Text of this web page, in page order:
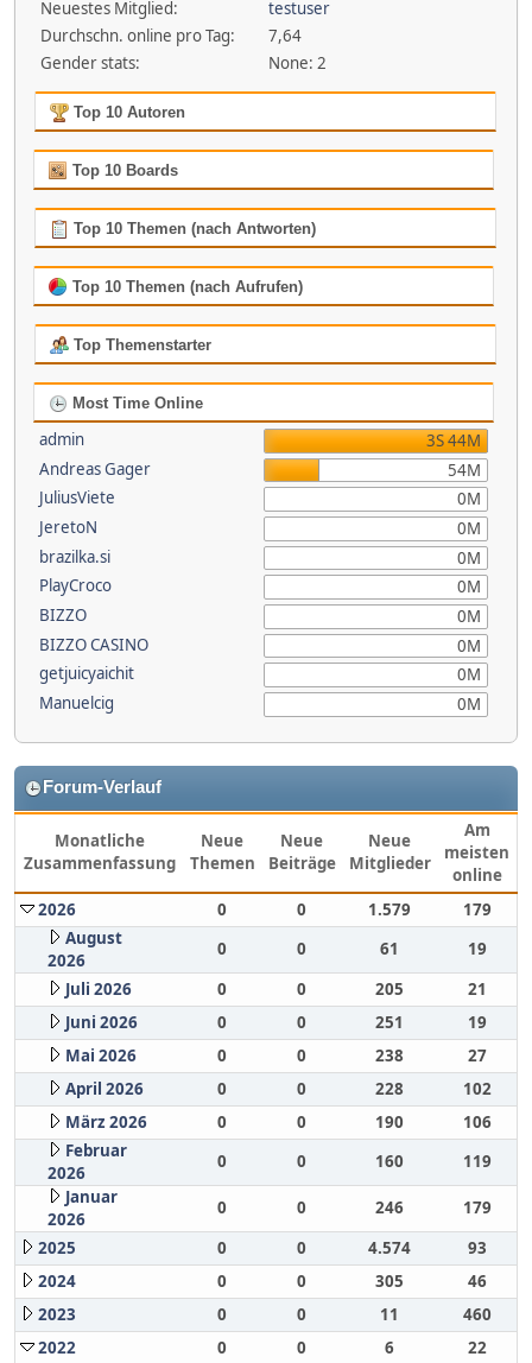
Neuestes Mitglied:
testuser
Durchschn. online pro Tag:
7,64
Gender stats:
None: 2
Top 10 Autoren
Top 10 Boards
Top 10 Themen (nach Antworten)
Top 10 Themen (nach Aufrufen)
Top Themenstarter
Most Time Online
admin
3S 44M
Andreas Gager
54M
JuliusViete
0M
JeretoN
0M
brazilka.si
0M
PlayCroco
0M
BIZZO
0M
BIZZO CASINO
0M
getjuicyaichit
0M
Manuelcig
0M
Forum-Verlauf
Monatliche
Zusammenfassung
Neue
Themen
Neue
Beiträge
Neue
Mitglieder
Am
meisten
online
2026
0 0 1.579
179
August
2026
0 0 61
19
Juli 2026
0 0 205
21
Juni 2026
0 0 251
19
Mai 2026
0 0 238
27
April 2026
0 0 228
102
März 2026
0 0 190
106
Februar
2026
0 0 160
119
Januar
2026
0 0 246
179
2025
0 0 4.574
93
2024
0 0 305
46
2023
0 0 11
460
2022
0 0 6
22